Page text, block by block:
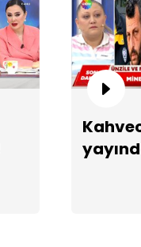
Kaçak Mustafa